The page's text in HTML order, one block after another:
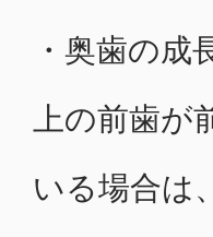
・奥歯の
上の前歯
いる場合は